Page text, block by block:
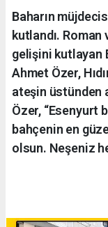
Baharın
kutlandı.
gelişini kutlayan
Ahmet Özer,
ateşin üstünden
Özer, “Esenyurt
bahçenin en
olsun. Neşeniz